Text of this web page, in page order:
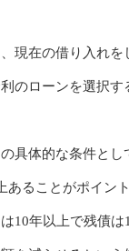
現在の借り入れを
のローンを選択す
具体的な条件と
ることがポイント
10年以上で残債は